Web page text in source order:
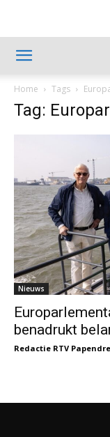
Home Tags
Tag:
Nieuws
benadrukt
Redactie RTV